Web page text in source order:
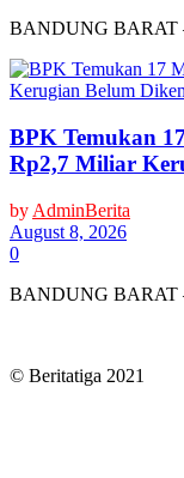
BANDUNG BARAT
BPK Temukan
Rp2,7 Miliar
by AdminBerita
August 8, 2026
0
BANDUNG BARAT
© Beritatiga 2021